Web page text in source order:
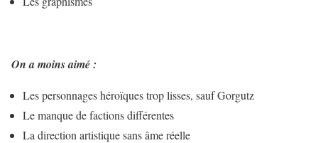
On a moins aimé :
Les personnages héroïques trop lisses, sauf Gorgutz
Le manque de factions différentes
La direction artistique sans âme réelle